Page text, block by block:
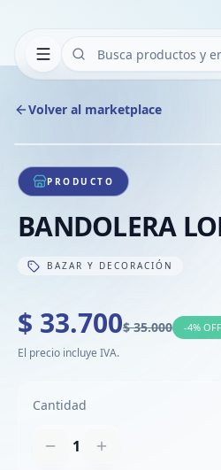
Volver al marketplace
1/1
PRODUCTO
BANDOLERA
BAZAR Y DECORACIÓN
$ 33.700$ 35.000 -4% OFF
El precio incluye IVA.
Cantidad
1